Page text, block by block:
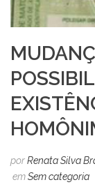
porRenata Silva
emSem categoria